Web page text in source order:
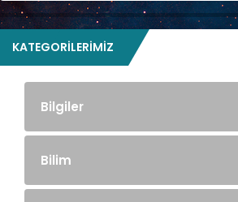
KATEGORILERIMIZ
Bilgiler
Bilim